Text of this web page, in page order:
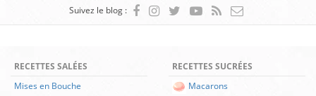
Suivez le blog :
RECETTES SALÉES
Mises en Bouche
RECETTES SUCRÉES
Macarons